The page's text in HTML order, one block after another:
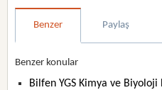
Benzer Paylaş
Benzer konular
Bilfen YGS Kimya ve